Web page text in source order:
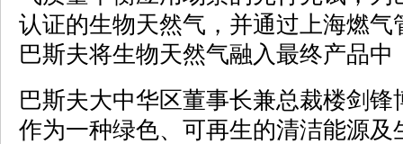
认证的生物天然气，并通过上海燃
巴斯夫将生物天然气融入最终产品
巴斯夫大中华区董事长兼总裁楼剑锋
作为一种绿色、可再生的清洁能源